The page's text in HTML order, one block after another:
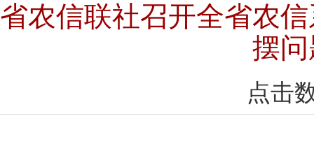
省农信联社召开全省农
摆
点击